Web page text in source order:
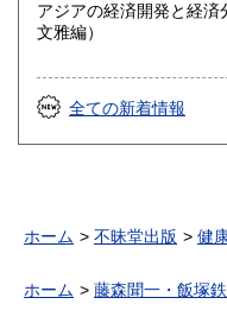
アジアの経済開発と経済分
文雅編）
全ての新着情報
ホーム 不昧堂出版 健
ホーム 藤森聞一・飯塚